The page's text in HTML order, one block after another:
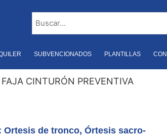
SUBVENCIONADOS PLANTILLAS
CINTURÓN PREVENTIVA
Ortesis de tronco, Órtesis sacro-